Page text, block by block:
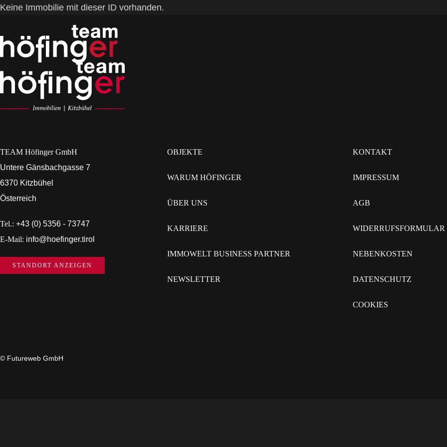
Keine Immobilie mit dieser ID vorhanden.
TEAM Höfinger GmbH
Untere Gänsbachgasse 7
6370 Kitzbühel
Österreich
Tel.: +43 (0) 5356 - 73747
E-Mail: info@hoefinger.tirol
STANDORT ANZEIGEN
OBJEKTE
WARUM HÖFINGER
ÜBER UNS
KARRIERE
IMMOWELT BUSINESS PARTNER
NEWSLETTER
KONTAKT
IMPRESSUM
AGB
WIDERRUFSFORMULAR
NEBENKOSTEN
DATENSCHUTZ
COOKIES
© Futureweb GmbH